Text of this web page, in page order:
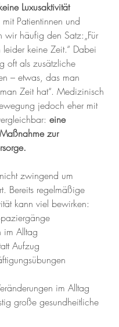
Luxusaktivität
Patientinnen und
wir häufig den Satz:„Für
keine Zeit.“ Dabei
oft als zusätzliche
– etwas, das man
Zeit hat“. Medizinisch
jedoch eher mit
eine
zur
zwingend um
Bereits regelmäßige
kann viel bewirken:
im Alltag
Aufzug
im Alltag
große gesundheitliche